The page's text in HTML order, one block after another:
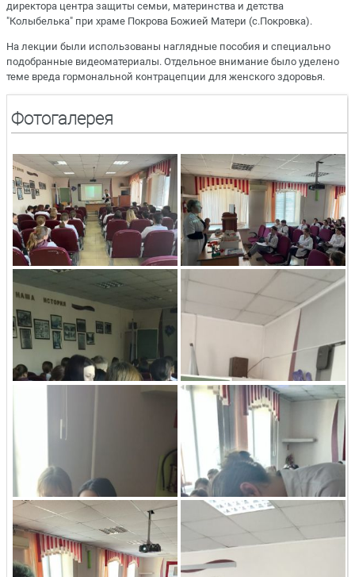
директора центра защиты семьи, материнства и детства
"Колыбелька" при храме Покрова Божией Матери (с.Покровка).
На лекции были использованы наглядные пособия и специально
подобранные видеоматериалы. Отдельное внимание было уделено
теме вреда гормональной контрацепции для женского здоровья.
Фотогалерея